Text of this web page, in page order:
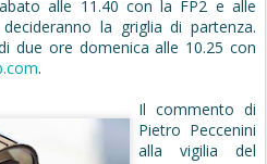
alle 11.40 con la FP2 e alle
la griglia di partenza.
due ore domenica alle 10.25 con
.
Il commento di
Pietro Peccenini
alla vigilia del